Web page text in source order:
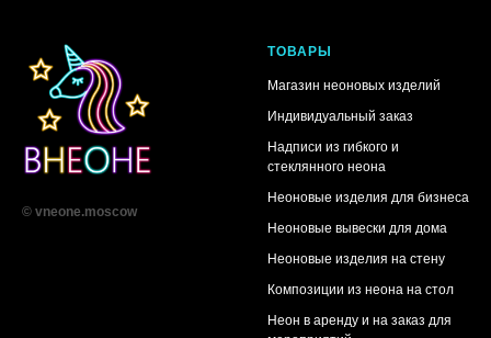
© vneone.moscow
ТОВАРЫ
Магазин неоновых изделий
Индивидуальный заказ
Надписи из гибкого и
стеклянного неона
Неоновые изделия для бизнеса
Неоновые вывески для дома
Неоновые изделия на стену
Композиции из неона на стол
Неон в аренду и на заказ для